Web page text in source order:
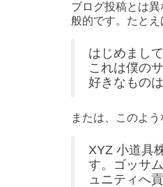
ブログ投稿とは
般的です。たとえ
はじめまし
これは僕の
好きなもの
または、このよう
XYZ 小道具
す。ゴッサ
ュニティへ